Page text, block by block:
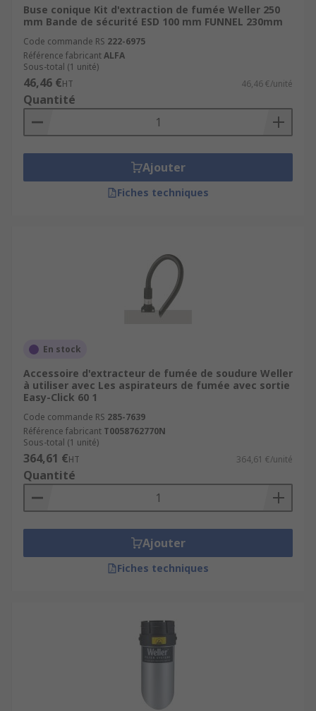
Buse conique Kit d'extraction de fumée Weller 250
mm Bande de sécurité ESD 100 mm FUNNEL 230mm
Code commande RS 222-6975
Référence fabricantALFA
Sous-total (1 unité)
46,46 €HT 46,46 €/unité
Quantité
Ajouter
Fiches techniques
En stock
Accessoire d'extracteur de fumée de soudure Weller
à utiliser avec Les aspirateurs de fumée avec sortie
Easy-Click 60 1
Code commande RS 285-7639
Référence fabricant T0058762770N
Sous-total (1 unité)
364,61 €HT 364,61 €/unité
Quantité
Ajouter
Fiches techniques